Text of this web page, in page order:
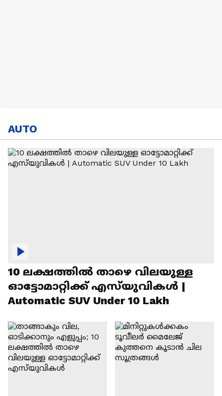
AUTO
10 ലക്ഷത്തിൽ താഴെ വിലയുള്ള
ഓട്ടോമാറ്റിക്ക് എസ്‍യുവികൾ |
Automatic SUV Under 10 Lakh